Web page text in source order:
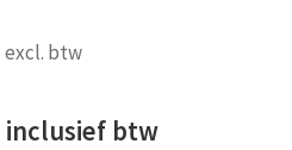
excl. btw
inclusief btw